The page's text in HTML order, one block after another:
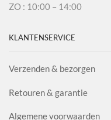
ZO : 10:00 – 14:00
KLANTENSERVICE
Verzenden & bezorgen
Retouren & garantie
Algemene voorwaarden